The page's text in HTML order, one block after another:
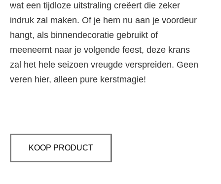
wat een tijdloze uitstraling creëert die zeker
indruk zal maken. Of je hem nu aan je voordeur
hangt, als binnendecoratie gebruikt of
meeneemt naar je volgende feest, deze krans
zal het hele seizoen vreugde verspreiden. Geen
veren hier, alleen pure kerstmagie!
KOOP PRODUCT